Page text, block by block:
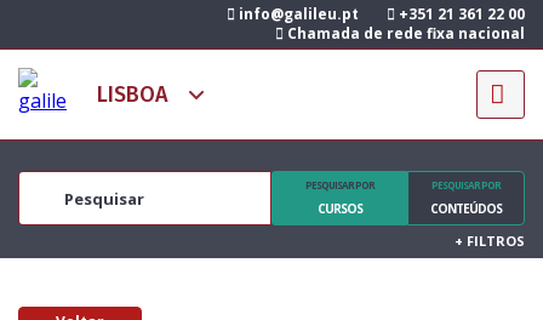
info@galileu.pt
+351 21 361 22 00
Chamada de rede fixa nacional
PESQUISAR POR
CURSOS
PESQUISAR POR
CONTEÚDOS
+ FILTROS